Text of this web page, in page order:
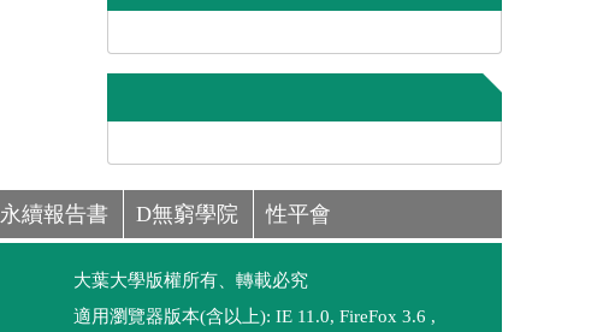
永續報告書 D無窮學院 性平會
大葉大學版權所有、轉載必究
適用瀏覽器版本(含以上): IE 11.0, FireFox 3.6 ,